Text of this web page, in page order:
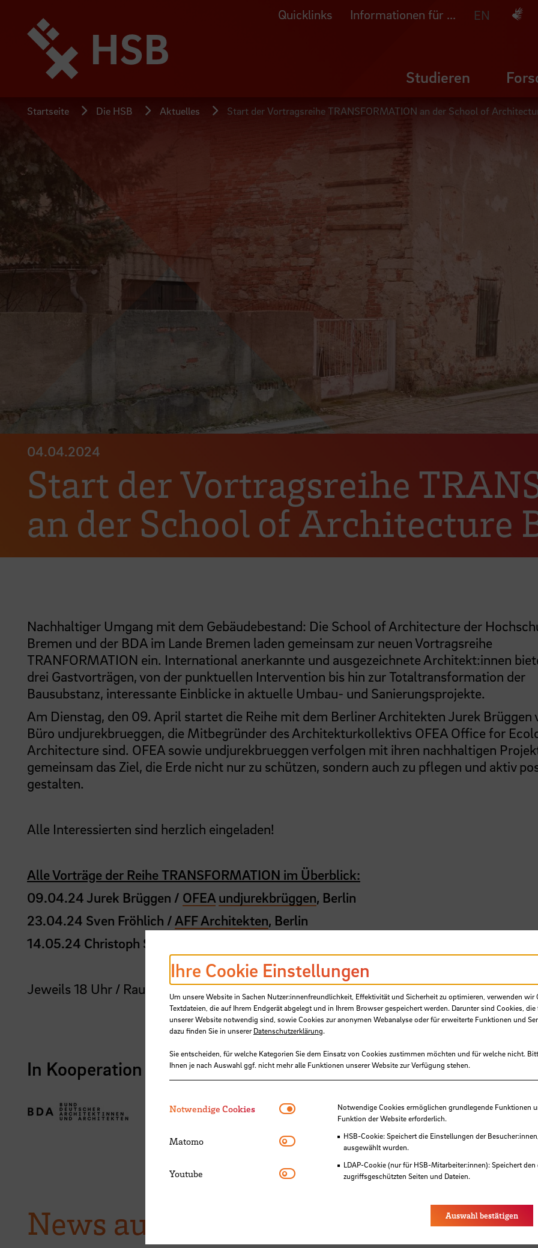
Seiteninhalt
springen
Quicklinks Informationen für ... EN
Studieren
Startseite Die HSB Aktuelles Start der Vortragsreihe TRANSFORMATION an der School of
04.04.2024
Start der Vortragsreihe
an der School of Architecture
Nachhaltiger Umgang mit dem Gebäudebestand: Die School of Architecture der
Bremen und der BDA im Lande Bremen laden gemeinsam zur neuen Vortragsreihe
TRANFORMATION ein. International anerkannte und ausgezeichnete Architekt:innen
drei Gastvorträgen, von der punktuellen Intervention bis hin zur Totaltransformation der
Bausubstanz, interessante Einblicke in aktuelle Umbau- und Sanierungsprojekte.
Am Dienstag, den 09. April startet die Reihe mit dem Berliner Architekten Jurek Brüggen
Büro undjurekbrueggen, die Mitbegründer des Architekturkollektivs OFEA Office for
Architecture sind. OFEA sowie undjurekbrueggen verfolgen mit ihren nachhaltigen
gemeinsam das Ziel, die Erde nicht nur zu schützen, sondern auch zu pflegen und aktiv
gestalten.
Alle Interessierten sind herzlich eingeladen!
Alle Vorträge der Reihe TRANSFORMATION im Überblick:
09.04.24 Jurek Brüggen / OFEA undjurekbrüggen, Berlin
23.04.24 Sven Fröhlich /AFF Architekten, Berlin
14.05.24 Christoph Schmidt, Susann Vécsey /
Jeweils 18 Uhr / Raum AB 516 (Hochschule Bremen, Neustadtswall 30, AB-Gebäude, 5.
In Kooperation mit
News aus der HSB
Ihre Cookie Einstellungen
Um unsere Website in Sachen Nutzer:innenfreundlichkeit, Effektivität und Sicherheit zu optimieren, verwenden wir
Textdateien, die auf Ihrem Endgerät abgelegt und in Ihrem Browser gespeichert werden. Darunter sind Cookies,
unserer Website notwendig sind, sowie Cookies zur anonymen Webanalyse oder für erweiterte Funktionen und
dazu finden Sie in unsererDatenschutzerklärung.
Sie entscheiden, für welche Kategorien Sie dem Einsatz von Cookies zustimmen möchten und für welche nicht.
Ihnen je nach Auswahl ggf. nicht mehr alle Funktionen unserer Website zur Verfügung stehen.
Notwendige Cookies Notwendige CookiesNotwendige Cookies ermöglichen grundlegende Funktionen
Funktion der Website erforderlich.
HSB-Cookie: Speichert die Einstellungen der
ausgewählt wurden.
LDAP-Cookie (nur für HSB-Mitarbeiter:innen): Speichert
zugriffsgeschützten Seiten und Dateien.
Matomo Matomo
Youtube Youtube
Auswahl bestätigen